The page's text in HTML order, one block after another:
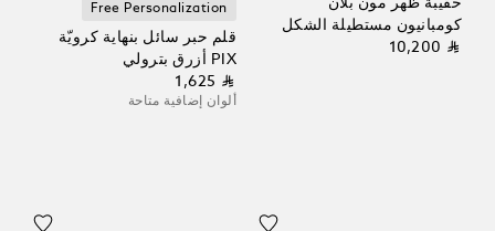
حقيبة ظهر مون بلان
كومبانيون مستطيلة الشكل
⃁ 10,200
Free Personalization
قلم حبر سائل بنهاية كرويّة
PIX أزرق بترولي
⃁ 1,625
ألوان إضافية متاحة